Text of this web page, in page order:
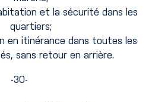
et la sécurité dans les
quartiers;
en itinérance dans toutes les
sans retour en arrière.
-30-